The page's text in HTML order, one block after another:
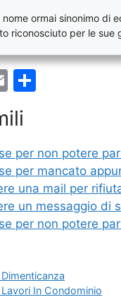
nome ormai sinonimo di
riconosciuto per le
E
m
ai
l
di
vi
di
per non potere
per mancato
una mail per
un messaggio di
per non potere
In Condominio